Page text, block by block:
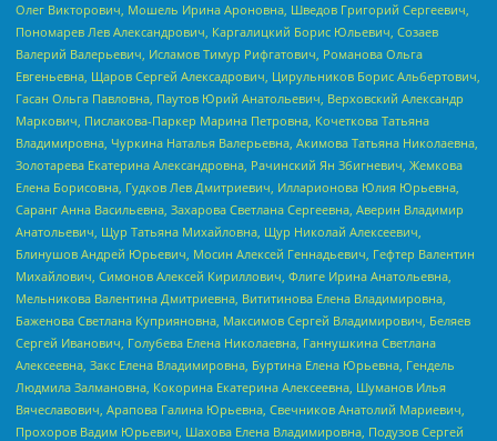
Олег Викторович, Мошель Ирина Ароновна, Шведов Григорий Сергеевич,
Пономарев Лев Александрович, Каргалицкий Борис Юльевич, Созаев
Валерий Валерьевич, Исламов Тимур Рифгатович, Романова Ольга
Евгеньевна, Щаров Сергей Алексадрович, Цирульников Борис Альбертович,
Гасан Ольга Павловна, Паутов Юрий Анатольевич, Верховский Александр
Маркович, Пислакова-Паркер Марина Петровна, Кочеткова Татьяна
Владимировна, Чуркина Наталья Валерьевна, Акимова Татьяна Николаевна,
Золотарева Екатерина Александровна, Рачинский Ян Збигневич, Жемкова
Елена Борисовна, Гудков Лев Дмитриевич, Илларионова Юлия Юрьевна,
Саранг Анна Васильевна, Захарова Светлана Сергеевна, Аверин Владимир
Анатольевич, Щур Татьяна Михайловна, Щур Николай Алексеевич,
Блинушов Андрей Юрьевич, Мосин Алексей Геннадьевич, Гефтер Валентин
Михайлович, Симонов Алексей Кириллович, Флиге Ирина Анатольевна,
Мельникова Валентина Дмитриевна, Вититинова Елена Владимировна,
Баженова Светлана Куприяновна, Максимов Сергей Владимирович, Беляев
Сергей Иванович, Голубева Елена Николаевна, Ганнушкина Светлана
Алексеевна, Закс Елена Владимировна, Буртина Елена Юрьевна, Гендель
Людмила Залмановна, Кокорина Екатерина Алексеевна, Шуманов Илья
Вячеславович, Арапова Галина Юрьевна, Свечников Анатолий Мариевич,
Прохоров Вадим Юрьевич, Шахова Елена Владимировна, Подузов Сергей